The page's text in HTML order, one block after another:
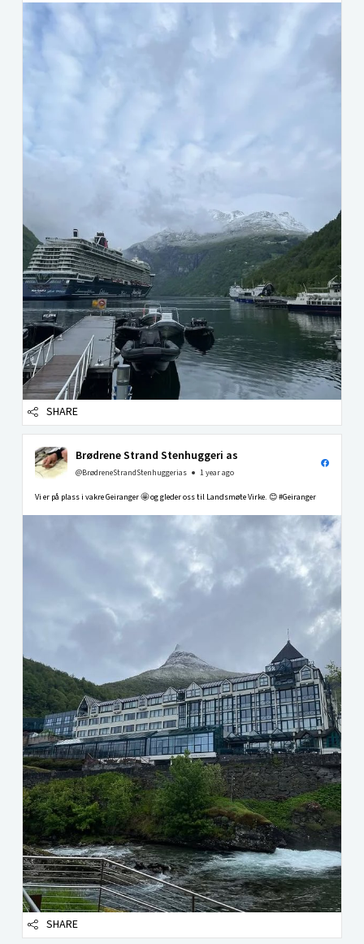
SHARE
Brødrene Strand Stenhuggeri as
@BrødreneStrandStenhuggerias 1 year ago
Vi er på plass i vakre Geiranger 🤩 og gleder oss til Landsmøte Virke. 😊 #Geiranger
SHARE